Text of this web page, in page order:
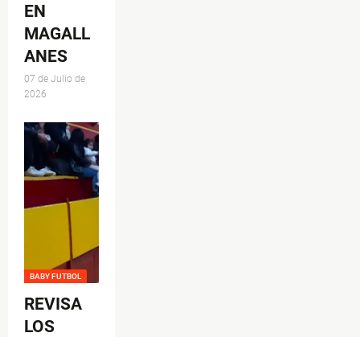
EN
MAGALL
ANES
07 de Julio de
2026
BABY FUTBOL
REVISA
LOS